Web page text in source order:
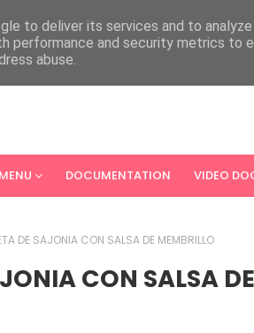
DOCUMENTATION VIDEO
DE SAJONIA CON SALSA DE MEMBRILLO
CON SALSA DE
to deliver its services and to
performance and security metrics to
abuse.